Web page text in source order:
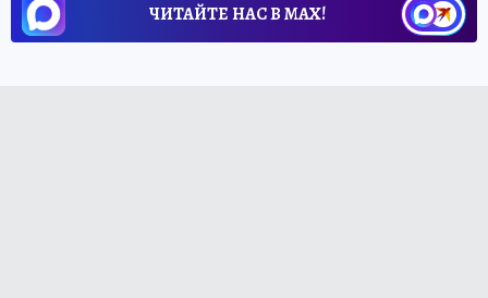
ЧИТАЙТЕ НАС В МАХ!